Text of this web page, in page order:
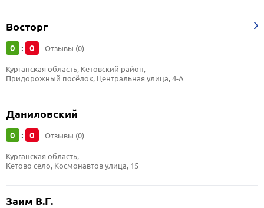
Восторг
0 : 0 Отзывы (0)
Курганская область, Кетовский район,
Придорожный посёлок, Центральная улица, 4-А
Даниловский
0 : 0 Отзывы (0)
Курганская область,
Кетово село, Космонавтов улица, 15
Заим В.Г.